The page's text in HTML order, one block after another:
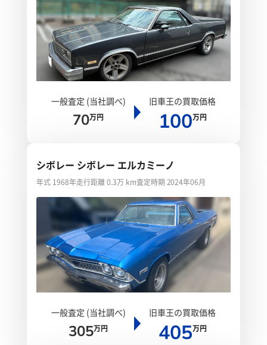
一般査定 (当社調べ)
70万円
旧車王の買取価格
100万円
シボレー シボレー エルカミーノ
年式 1968年走行距離 0.3万 km査定時期 2024年06月
一般査定 (当社調べ)
305万円
旧車王の買取価格
405万円